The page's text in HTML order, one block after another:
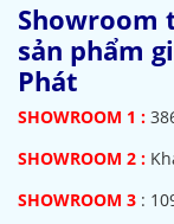
Showroom
sản phẩm
Phát
SHOWROOM 1 :
SHOWROOM 2 :
SHOWROOM 3 :